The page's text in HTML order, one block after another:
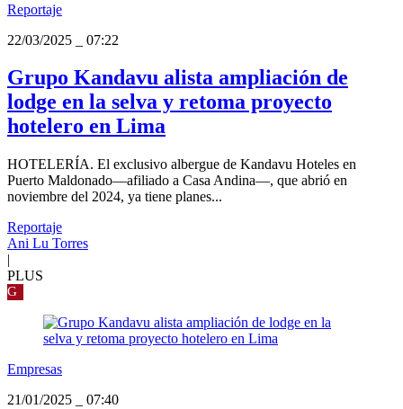
Reportaje
22/03/2025
07:22
Grupo Kandavu alista ampliación de
lodge en la selva y retoma proyecto
hotelero en Lima
HOTELERÍA. El exclusivo albergue de Kandavu Hoteles en
Puerto Maldonado—afiliado a Casa Andina—, que abrió en
noviembre del 2024, ya tiene planes...
Reportaje
Ani Lu Torres
|
PLUS
G
Empresas
21/01/2025
07:40